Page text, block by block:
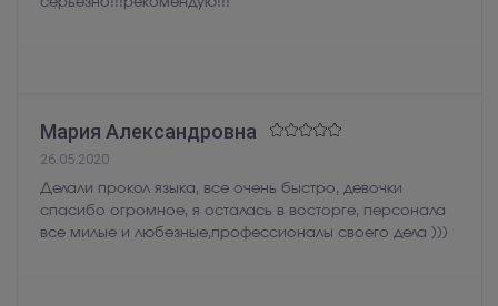
Мария Александровна
26.05.2020
Делали прокол языка, все очень быстро, девочки
спасибо огромное, я осталась в восторге, персонала
все милые и любезные,профессионалы своего дела )))